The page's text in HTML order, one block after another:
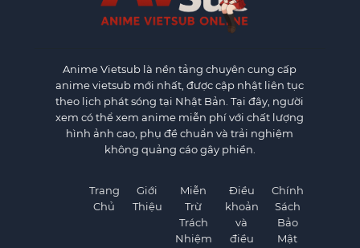
Anime Vietsub là nền tảng chuyên cung cấp
anime vietsub mới nhất, được cập nhật liên tục
theo lịch phát sóng tại Nhật Bản. Tại đây, người
xem có thể xem anime miễn phí với chất lượng
hình ảnh cao, phụ đề chuẩn và trải nghiệm
không quảng cáo gây phiền.
Trang
Chủ
Giới
Thiệu
Miễn
Trừ
Trách
Nhiệm
Điều
khoản
và
điều
Chính
Sách
Bảo
Mật